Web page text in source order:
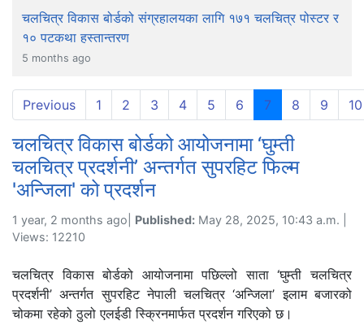
चलचित्र विकास बोर्डको संग्रहालयका लागि १७१ चलचित्र पोस्टर र
१० पटकथा हस्तान्तरण
5 months ago
Previous 1 2 3 4 5 6 7 (current)
8 9 10
चलचित्र विकास बोर्डको आयोजनामा ‘घुम्ती
चलचित्र प्रदर्शनी’ अन्तर्गत सुपरहिट फिल्म
'अन्जिला' को प्रदर्शन
1 year, 2 months ago| Published: May 28, 2025, 10:43 a.m. |
Views: 12210
चलचित्र विकास बोर्डको आयोजनामा पछिल्लो साता ‘घुम्ती चलचित्र
प्रदर्शनी’ अन्तर्गत सुपरहिट नेपाली चलचित्र‘अन्जिला’ इलाम बजारको
चोकमा रहेको ठुलो एलईडी स्क्रिनमार्फत प्रदर्शन गरिएको छ।